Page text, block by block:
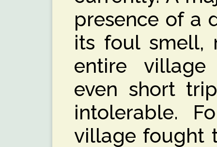
presence of a
its foul smell,
entire village
even short
intolerable.
village fought